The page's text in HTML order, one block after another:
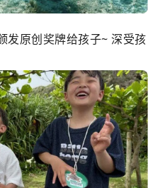
发原创奖牌给孩子~ 深受孩